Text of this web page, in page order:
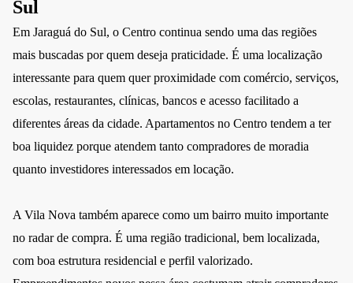
Sul
Em Jaraguá do Sul, o Centro continua sendo uma das regiões
mais buscadas por quem deseja praticidade. É uma localização
interessante para quem quer proximidade com comércio, serviços,
escolas, restaurantes, clínicas, bancos e acesso facilitado a
diferentes áreas da cidade. Apartamentos no Centro tendem a ter
boa liquidez porque atendem tanto compradores de moradia
quanto investidores interessados em locação.
A Vila Nova também aparece como um bairro muito importante
no radar de compra. É uma região tradicional, bem localizada,
com boa estrutura residencial e perfil valorizado.